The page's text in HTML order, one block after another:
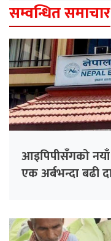
सम्वन्धित समाचार
आइपिपीसँगको
एक अर्बभन्दा बढी